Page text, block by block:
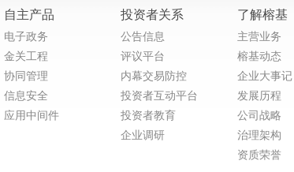
自主产品
电子政务
金关工程
协同管理
信息安全
应用中间件
投资者关系
公告信息
评议平台
内幕交易防控
投资者互动平台
投资者教育
企业调研
了解榕基
主营业务
榕基动态
企业大事记
发展历程
公司战略
治理架构
资质荣誉